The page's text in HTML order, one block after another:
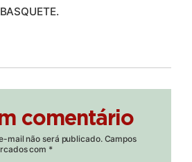
comentário
mail não será publicado. Campos
com *